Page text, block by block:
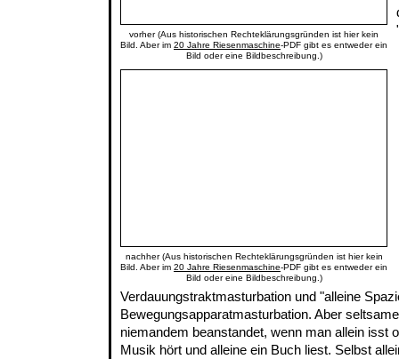
vorher (Aus historischen Rechteklärungsgründen ist hier kein
Bild. Aber im 20 Jahre Riesenmaschine-PDF gibt es entweder ein
Bild oder eine Bildbeschreibung.)
nachher (Aus historischen Rechteklärungsgründen ist hier kein
Bild. Aber im 20 Jahre Riesenmaschine-PDF gibt es entweder ein
Bild oder eine Bildbeschreibung.)
Verdauungstraktmasturbation und "alleine
Bewegungsapparatmasturbation. Aber
niemandem beanstandet, wenn man allein isst
Musik hört und alleine ein Buch liest. Selbst